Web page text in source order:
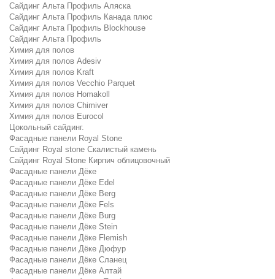
Сайдинг Альта Профиль Аляска
Сайдинг Альта Профиль Канада плюс
Сайдинг Альта Профиль Blockhouse
Сайдинг Альта Профиль
Химия для полов
Химия для полов Adesiv
Химия для полов Kraft
Химия для полов Vecchio Parquet
Химия для полов Homakoll
Химия для полов Chimiver
Химия для полов Eurocol
Цокольный сайдинг.
Фасадные панели Royal Stone
Сайдинг Royal stone Скалистый камень
Сайдинг Royal Stone Кирпич облицовочный
Фасадные панели Дёке
Фасадные панели Дёке Edel
Фасадные панели Дёке Berg
Фасадные панели Дёке Fels
Фасадные панели Дёке Burg
Фасадные панели Дёке Stein
Фасадные панели Дёке Flemish
Фасадные панели Дёке Дюфур
Фасадные панели Дёке Сланец
Фасадные панели Дёке Алтай